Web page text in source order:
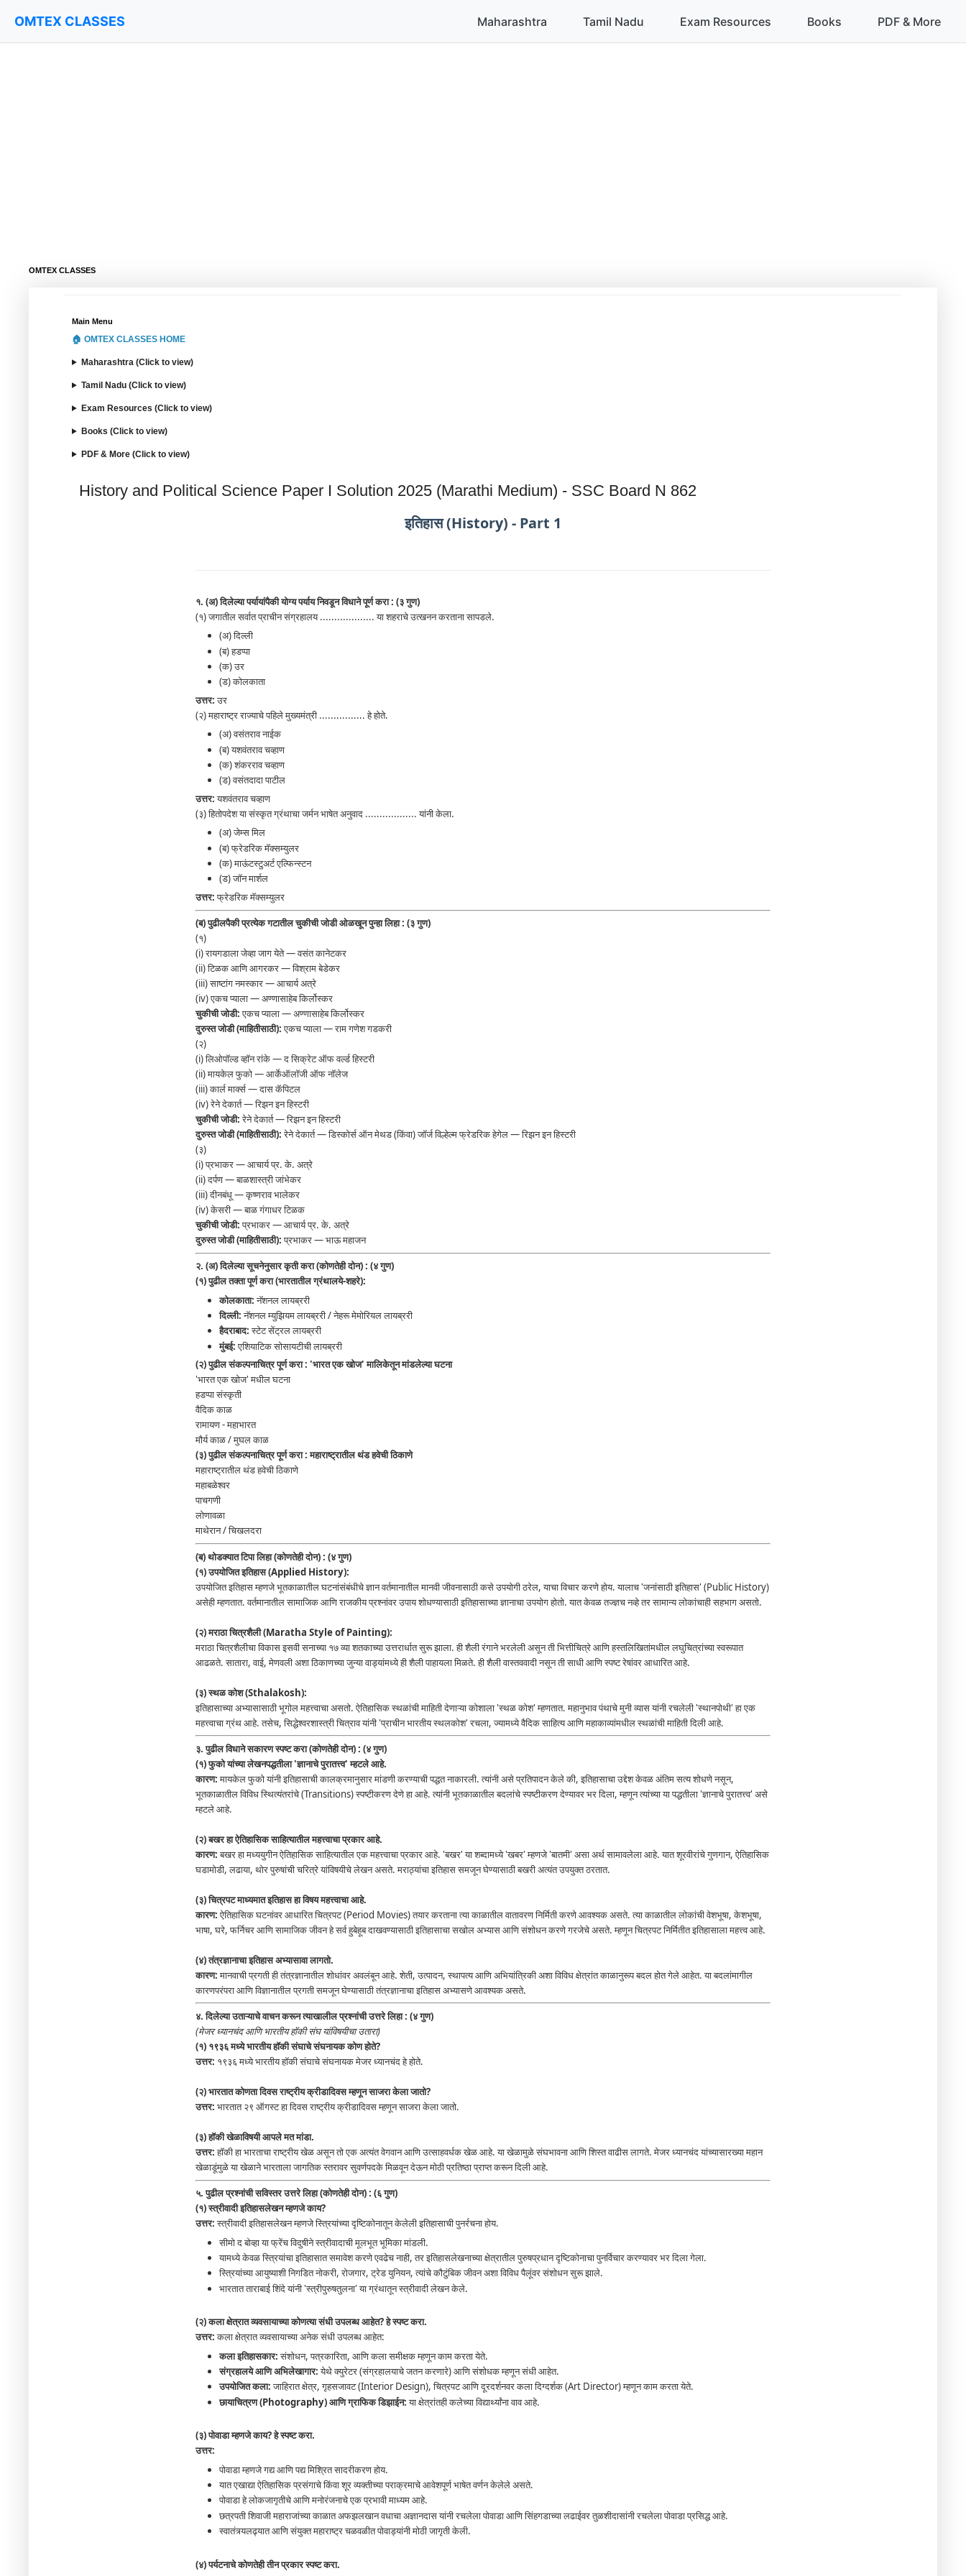
OMTEX CLASSES
OMTEX CLASSES Maharashtra Tamil Nadu Exam Resources Books PDF & More
Main Menu
🏠 OMTEX CLASSES HOME
Maharashtra (Click to view)
Tamil Nadu (Click to view)
Exam Resources (Click to view)
Books (Click to view)
PDF & More (Click to view)
History and Political Science Paper I Solution 2025 (Marathi Medium) - SSC Board N 862
इतिहास (History) - Part 1
१. (अ) दिलेल्या पर्यायांपैकी योग्य पर्याय निवडून विधाने पूर्ण करा : (३ गुण)
(१) जगातील सर्वात प्राचीन संग्रहालय ................... या शहराचे उत्खनन करताना सापडले.
(अ) दिल्ली
(ब) हडप्पा
(क) उर
(ड) कोलकाता
उत्तर:उर
(२) महाराष्ट्र राज्याचे पहिले मुख्यमंत्री ................ हे होते.
(अ) वसंतराव नाईक
(ब) यशवंतराव चव्हाण
(क) शंकरराव चव्हाण
(ड) वसंतदादा पाटील
उत्तर:यशवंतराव चव्हाण
(३) हितोपदेश या संस्कृत ग्रंथाचा जर्मन भाषेत अनुवाद .................. यांनी केला.
(अ) जेम्स मिल
(ब) फ्रेडरिक मॅक्सम्युलर
(क) माऊंटस्टुअर्ट एल्फिन्स्टन
(ड) जॉन मार्शल
उत्तर:फ्रेडरिक मॅक्सम्युलर
(ब) पुढीलपैकी प्रत्येक गटातील चुकीची जोडी ओळखून पुन्हा लिहा : (३ गुण)
(१)
(i) रायगडाला जेव्हा जाग येते — वसंत कानेटकर
(ii) टिळक आणि आगरकर — विश्राम बेडेकर
(iii) साष्टांग नमस्कार — आचार्य अत्रे
(iv) एकच प्याला — अण्णासाहेब किर्लोस्कर
चुकीची जोडी:एकच प्याला — अण्णासाहेब किर्लोस्कर
दुरुस्त जोडी (माहितीसाठी):एकच प्याला — राम गणेश गडकरी
(२)
(i) लिओपॉल्ड व्हॉन रांके — द सिक्रेट ऑफ वर्ल्ड हिस्टरी
(ii) मायकेल फुको — आर्केऑलॉजी ऑफ नॉलेज
(iii) कार्ल मार्क्स — दास कॅपिटल
(iv) रेने देकार्त — रिझन इन हिस्टरी
चुकीची जोडी:रेने देकार्त — रिझन इन हिस्टरी
दुरुस्त जोडी (माहितीसाठी):रेने देकार्त — डिस्कोर्स ऑन मेथड (किंवा) जॉर्ज विल्हेल्म फ्रेडरिक हेगेल — रिझन इन हिस्टरी
(३)
(i) प्रभाकर — आचार्य प्र. के. अत्रे
(ii) दर्पण — बाळशास्त्री जांभेकर
(iii) दीनबंधू — कृष्णराव भालेकर
(iv) केसरी — बाळ गंगाधर टिळक
चुकीची जोडी:प्रभाकर — आचार्य प्र. के. अत्रे
दुरुस्त जोडी (माहितीसाठी):प्रभाकर — भाऊ महाजन
२. (अ) दिलेल्या सूचनेनुसार कृती करा (कोणतेही दोन) : (४ गुण)
(१) पुढील तक्ता पूर्ण करा (भारतातील ग्रंथालये-शहरे):
कोलकाता:नॅशनल लायब्ररी
दिल्ली:नॅशनल म्युझियम लायब्ररी / नेहरू मेमोरियल लायब्ररी
हैदराबाद:स्टेट सेंट्रल लायब्ररी
मुंबई:एशियाटिक सोसायटीची लायब्ररी
(२) पुढील संकल्पनाचित्र पूर्ण करा : 'भारत एक खोज' मालिकेतून मांडलेल्या घटना
'भारत एक खोज' मधील घटना
हडप्पा संस्कृती
वैदिक काळ
रामायण - महाभारत
मौर्य काळ / मुघल काळ
(३) पुढील संकल्पनाचित्र पूर्ण करा : महाराष्ट्रातील थंड हवेची ठिकाणे
महाराष्ट्रातील थंड हवेची ठिकाणे
महाबळेश्वर
पाचगणी
लोणावळा
माथेरान / चिखलदरा
(ब) थोडक्यात टिपा लिहा (कोणतेही दोन) : (४ गुण)
(१) उपयोजित इतिहास (Applied History):
उपयोजित इतिहास म्हणजे भूतकाळातील घटनांसंबंधीचे ज्ञान वर्तमानातील मानवी जीवनासाठी कसे उपयोगी ठरेल, याचा विचार करणे होय. यालाच 'जनांसाठी इतिहास' (Public History)
असेही म्हणतात. वर्तमानातील सामाजिक आणि राजकीय प्रश्नांवर उपाय शोधण्यासाठी इतिहासाच्या ज्ञानाचा उपयोग होतो. यात केवळ तज्ज्ञच नव्हे तर सामान्य लोकांचाही सहभाग असतो.
(२) मराठा चित्रशैली (Maratha Style of Painting):
मराठा चित्रशैलीचा विकास इसवी सनाच्या १७ व्या शतकाच्या उत्तरार्धात सुरू झाला. ही शैली रंगाने भरलेली असून ती भित्तीचित्रे आणि हस्तलिखितांमधील लघुचित्रांच्या स्वरूपात
आढळते. सातारा, वाई, मेणवली अशा ठिकाणच्या जुन्या वाड्यांमध्ये ही शैली पाहायला मिळते. ही शैली वास्तववादी नसून ती साधी आणि स्पष्ट रेषांवर आधारित आहे.
(३) स्थळ कोश (Sthalakosh):
इतिहासाच्या अभ्यासासाठी भूगोल महत्त्वाचा असतो. ऐतिहासिक स्थळांची माहिती देणाऱ्या कोशाला 'स्थळ कोश' म्हणतात. महानुभाव पंथाचे मुनी व्यास यांनी रचलेली 'स्थानपोथी' हा एक
महत्त्वाचा ग्रंथ आहे. तसेच, सिद्धेश्वरशास्त्री चित्राव यांनी 'प्राचीन भारतीय स्थलकोश' रचला, ज्यामध्ये वैदिक साहित्य आणि महाकाव्यांमधील स्थळांची माहिती दिली आहे.
३. पुढील विधाने सकारण स्पष्ट करा (कोणतेही दोन) : (४ गुण)
(१) फुको यांच्या लेखनपद्धतीला 'ज्ञानाचे पुरातत्त्व' म्हटले आहे.
कारण:मायकेल फुको यांनी इतिहासाची कालक्रमानुसार मांडणी करण्याची पद्धत नाकारली. त्यांनी असे प्रतिपादन केले की, इतिहासाचा उद्देश केवळ अंतिम सत्य शोधणे नसून,
भूतकाळातील विविध स्थित्यंतरांचे (Transitions) स्पष्टीकरण देणे हा आहे. त्यांनी भूतकाळातील बदलांचे स्पष्टीकरण देण्यावर भर दिला, म्हणून त्यांच्या या पद्धतीला 'ज्ञानाचे पुरातत्त्व' असे
म्हटले आहे.
(२) बखर हा ऐतिहासिक साहित्यातील महत्त्वाचा प्रकार आहे.
कारण:बखर हा मध्ययुगीन ऐतिहासिक साहित्यातील एक महत्त्वाचा प्रकार आहे. 'बखर' या शब्दामध्ये 'खबर' म्हणजे 'बातमी' असा अर्थ सामावलेला आहे. यात शूरवीरांचे गुणगान, ऐतिहासिक
घडामोडी, लढाया, थोर पुरुषांची चरित्रे यांविषयीचे लेखन असते. मराठ्यांचा इतिहास समजून घेण्यासाठी बखरी अत्यंत उपयुक्त ठरतात.
(३) चित्रपट माध्यमात इतिहास हा विषय महत्त्वाचा आहे.
कारण:ऐतिहासिक घटनांवर आधारित चित्रपट (Period Movies) तयार करताना त्या काळातील वातावरण निर्मिती करणे आवश्यक असते. त्या काळातील लोकांची वेशभूषा, केशभूषा,
भाषा, घरे, फर्निचर आणि सामाजिक जीवन हे सर्व हुबेहूब दाखवण्यासाठी इतिहासाचा सखोल अभ्यास आणि संशोधन करणे गरजेचे असते. म्हणून चित्रपट निर्मितीत इतिहासाला महत्त्व आहे.
(४) तंत्रज्ञानाचा इतिहास अभ्यासावा लागतो.
कारण:मानवाची प्रगती ही तंत्रज्ञानातील शोधांवर अवलंबून आहे. शेती, उत्पादन, स्थापत्य आणि अभियांत्रिकी अशा विविध क्षेत्रांत काळानुरूप बदल होत गेले आहेत. या बदलांमागील
कारणपरंपरा आणि विज्ञानातील प्रगती समजून घेण्यासाठी तंत्रज्ञानाचा इतिहास अभ्यासणे आवश्यक असते.
४. दिलेल्या उताऱ्याचे वाचन करून त्याखालील प्रश्नांची उत्तरे लिहा : (४ गुण)
(मेजर ध्यानचंद आणि भारतीय हॉकी संघ यांविषयीचा उतारा)
(१) १९३६ मध्ये भारतीय हॉकी संघाचे संघनायक कोण होते?
उत्तर: १९३६ मध्ये भारतीय हॉकी संघाचे संघनायक मेजर ध्यानचंद हे होते.
(२) भारतात कोणता दिवस राष्ट्रीय क्रीडादिवस म्हणून साजरा केला जातो?
उत्तर: भारतात २९ ऑगस्ट हा दिवस राष्ट्रीय क्रीडादिवस म्हणून साजरा केला जातो.
(३) हॉकी खेळाविषयी आपले मत मांडा.
उत्तर:हॉकी हा भारताचा राष्ट्रीय खेळ असून तो एक अत्यंत वेगवान आणि उत्साहवर्धक खेळ आहे. या खेळामुळे संघभावना आणि शिस्त वाढीस लागते. मेजर ध्यानचंद यांच्यासारख्या महान
खेळाडूंमुळे या खेळाने भारताला जागतिक स्तरावर सुवर्णपदके मिळवून देऊन मोठी प्रतिष्ठा प्राप्त करून दिली आहे.
५. पुढील प्रश्नांची सविस्तर उत्तरे लिहा (कोणतेही दोन) : (६ गुण)
(१) स्त्रीवादी इतिहासलेखन म्हणजे काय?
उत्तर:स्त्रीवादी इतिहासलेखन म्हणजे स्त्रियांच्या दृष्टिकोनातून केलेली इतिहासाची पुनर्रचना होय.
सीमो द बोव्हा या फ्रेंच विदुषीने स्त्रीवादाची मूलभूत भूमिका मांडली.
यामध्ये केवळ स्त्रियांचा इतिहासात समावेश करणे एवढेच नाही, तर इतिहासलेखनाच्या क्षेत्रातील पुरुषप्रधान दृष्टिकोनाचा पुनर्विचार करण्यावर भर दिला गेला.
स्त्रियांच्या आयुष्याशी निगडित नोकरी, रोजगार, ट्रेड युनियन, त्यांचे कौटुंबिक जीवन अशा विविध पैलूंवर संशोधन सुरू झाले.
भारतात ताराबाई शिंदे यांनी 'स्त्रीपुरुषतुलना' या ग्रंथातून स्त्रीवादी लेखन केले.
(२) कला क्षेत्रात व्यवसायाच्या कोणत्या संधी उपलब्ध आहेत? हे स्पष्ट करा.
उत्तर:कला क्षेत्रात व्यवसायाच्या अनेक संधी उपलब्ध आहेत:
कला इतिहासकार:संशोधन, पत्रकारिता, आणि कला समीक्षक म्हणून काम करता येते.
संग्रहालये आणि अभिलेखागार:येथे क्युरेटर (संग्रहालयाचे जतन करणारे) आणि संशोधक म्हणून संधी आहेत.
उपयोजित कला:जाहिरात क्षेत्र, गृहसजावट (Interior Design), चित्रपट आणि दूरदर्शनवर कला दिग्दर्शक (Art Director) म्हणून काम करता येते.
छायाचित्रण (Photography) आणि ग्राफिक डिझाईन:या क्षेत्रांतही कलेच्या विद्यार्थ्यांना वाव आहे.
(३) पोवाडा म्हणजे काय? हे स्पष्ट करा.
उत्तर:
पोवाडा म्हणजे गद्य आणि पद्य मिश्रित सादरीकरण होय.
यात एखाद्या ऐतिहासिक प्रसंगाचे किंवा शूर व्यक्तीच्या पराक्रमाचे आवेशपूर्ण भाषेत वर्णन केलेले असते.
पोवाडा हे लोकजागृतीचे आणि मनोरंजनाचे एक प्रभावी माध्यम आहे.
छत्रपती शिवाजी महाराजांच्या काळात अफझलखान वधाचा अज्ञानदास यांनी रचलेला पोवाडा आणि सिंहगडाच्या लढाईवर तुळशीदासांनी रचलेला पोवाडा प्रसिद्ध आहे.
स्वातंत्र्यलढ्यात आणि संयुक्त महाराष्ट्र चळवळीत पोवाड्यांनी मोठी जागृती केली.
(४) पर्यटनाचे कोणतेही तीन प्रकार स्पष्ट करा.